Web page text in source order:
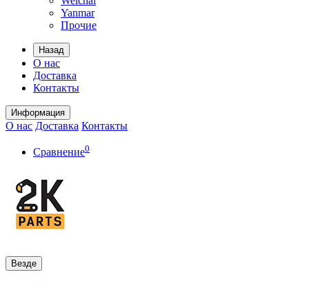
Yanmar
Прочие
Назад
О нас
Доставка
Контакты
Информация
О нас Доставка Контакты
Сравнение0
Везде